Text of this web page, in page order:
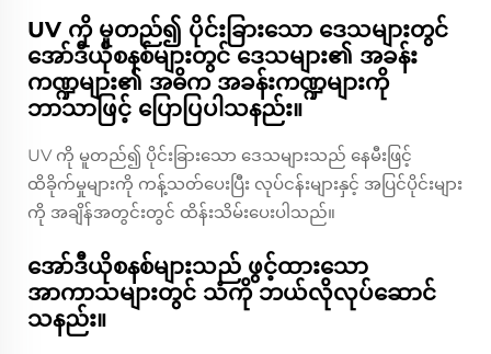
UV ကို မူတည်၍ ပိုင်းခြားသော ဒေသများတွင်
အော်ဒီယိုစနစ်များတွင် ဒေသများ၏ အခန်း
ကဏ္ဍများ၏ အဓိက အခန်းကဏ္ဍများကို
ဘာသာဖြင့် ပြောပြပါသနည်း။
UV ကို မူတည်၍ ပိုင်းခြားသော ဒေသများသည် နေမီးဖြင့်
ထိခိုက်မှုများကို ကန့်သတ်ပေးပြီး လုပ်ငန်းများနှင့် အပြင်ပိုင်းများ
ကို အချိန်အတွင်းတွင် ထိန်းသိမ်းပေးပါသည်။
အော်ဒီယိုစနစ်များသည် ဖွင့်ထားသော
အာကာသများတွင် သံကို ဘယ်လိုလုပ်ဆောင်
သနည်း။